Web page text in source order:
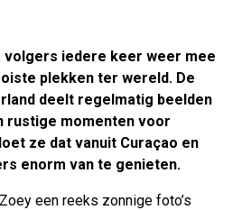
volgers iedere keer weer mee
plekken ter wereld. De
deelt regelmatig beelden
rustige momenten voor
ze dat vanuit Curaçao en
enorm van te genieten.
een reeks zonnige foto’s